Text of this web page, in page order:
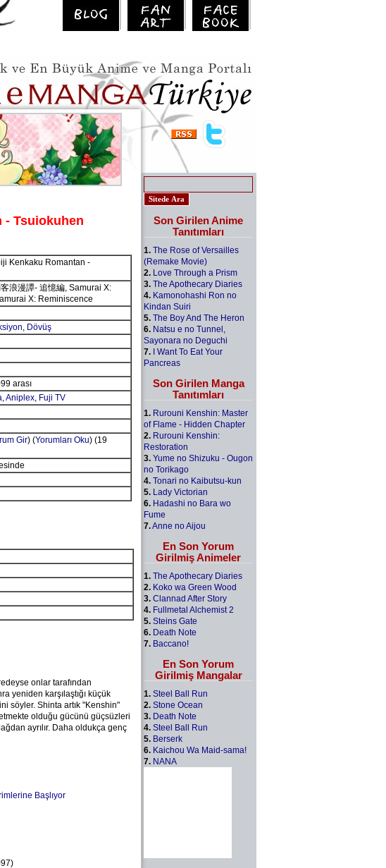
- Tsuiokuhen
Kenkaku Romantan -
浪漫譚- 追憶編, Samurai X:
X: Reminiscence
, Dövüş
arası
,Aniplex, Fuji TV
Gir) (Yorumları Oku) (19
onlar tarafından
yeniden karşılaştığı küçük
söyler. Shinta artık "Kenshin"
olduğu gücünü güçsüzleri
ayrılır. Daha oldukça genç
Başlıyor
Son Girilen Anime
Tanıtımları
1. The Rose of Versailles
(Remake Movie)
2. Love Through a Prism
3. The Apothecary Diaries
4. Kamonohashi Ron no
Kindan Suiri
5. The Boy And The Heron
6. Natsu e no Tunnel,
Sayonara no Deguchi
7. I Want To Eat Your
Pancreas
Son Girilen Manga
Tanıtımları
1. Rurouni Kenshin: Master
of Flame - Hidden Chapter
2. Rurouni Kenshin:
Restoration
3. Yume no Shizuku - Ougon
no Torikago
4. Tonari no Kaibutsu-kun
5. Lady Victorian
6. Hadashi no Bara wo
Fume
7.Anne no Aijou
En Son Yorum
Girilmiş Animeler
1. The Apothecary Diaries
2. Koko wa Green Wood
3. Clannad After Story
4. Fullmetal Alchemist 2
5. Steins Gate
6. Death Note
7. Baccano!
En Son Yorum
Girilmiş Mangalar
1. Steel Ball Run
2. Stone Ocean
3. Death Note
4. Steel Ball Run
5. Berserk
6. Kaichou Wa Maid-sama!
7. NANA